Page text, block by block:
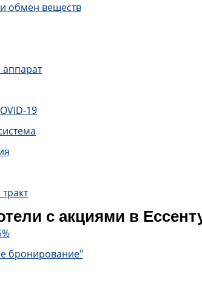
обмен веществ
19
с акциями в
бронирование"